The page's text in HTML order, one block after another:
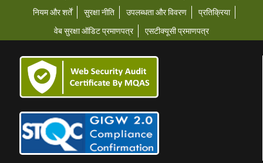
नियम और शर्तें
सुरक्षा नीति उपलब्धता और विवरण
प्रतिक्रिया
वेब सुरक्षा ऑडिट प्रमाणपत्र
एसटीक्यूसी प्रमाणपत्र